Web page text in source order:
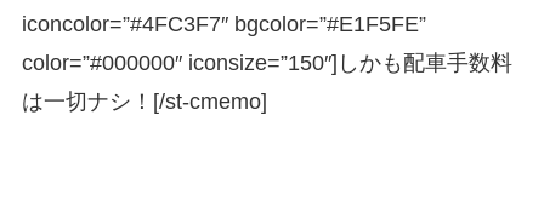
iconcolor=”#4FC3F7″ bgcolor=”#E1F5FE”
color=”#000000″ iconsize=”150″]しかも配車手数料
は一切ナシ！[/st-cmemo]